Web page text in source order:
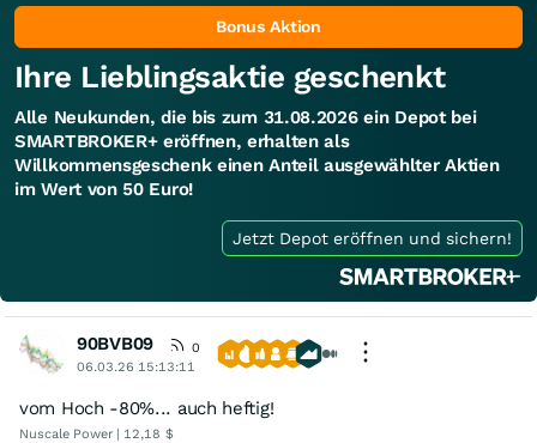
Bonus Aktion
Ihre Lieblingsaktie geschenkt
Alle Neukunden, die bis zum 31.08.2026 ein Depot bei
SMARTBROKER+ eröffnen, erhalten als
Willkommensgeschenk einen Anteil ausgewählter Aktien
im Wert von 50 Euro!
Jetzt Depot eröffnen und sichern!
90BVB09
0
06.03.26 15:13:11
vom Hoch -80%... auch heftig!
Nuscale Power | 12,18 $